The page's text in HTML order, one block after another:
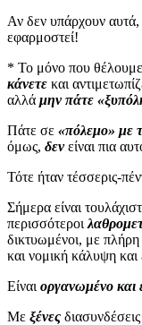
Αν δεν υπάρχουν
εφαρμοστεί!
* Το μόνο που θέλουμε
κάνετε και
αλλά μην πάτε
Πάτε σε «πόλεμο» με
όμως, δενείναι πια
Τότε ήταν τέσσερις-
Σήμερα είναι
περισσότεροι
δικτυωμένοι, με πλήρη
και νομική κάλυψη και
Είναι οργανωμένο και
Με ξένες